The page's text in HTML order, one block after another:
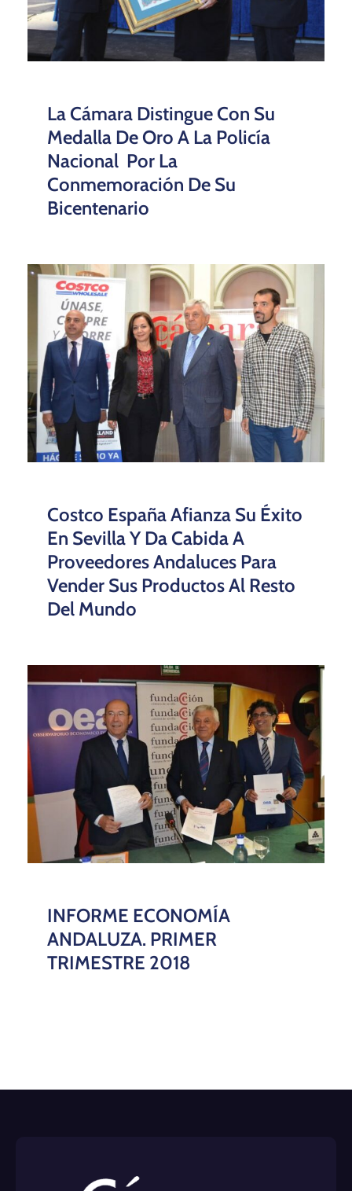
La Cámara Distingue Con Su
Medalla De Oro A La Policía
Nacional Por La
Conmemoración De Su
Bicentenario
Costco España Afianza Su Éxito
En Sevilla Y Da Cabida A
Proveedores Andaluces Para
Vender Sus Productos Al Resto
Del Mundo
INFORME ECONOMÍA
ANDALUZA. PRIMER
TRIMESTRE 2018